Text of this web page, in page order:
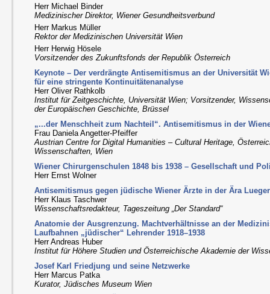
Herr Michael Binder
Medizinischer Direktor, Wiener Gesundheitsverbund
Herr Markus Müller
Rektor der Medizinischen Universität Wien
Herr Herwig Hösele
Vorsitzender des Zukunftsfonds der Republik Österreich
Keynote – Der verdrängte Antisemitismus an der Universität
für eine stringente Kontinuitätenanalyse
Herr Oliver Rathkolb
Institut für Zeitgeschichte, Universität Wien; Vorsitzender,
der Europäischen Geschichte, Brüssel
„...der Menschheit zum Nachteil“. Antisemitismus in der
Frau Daniela Angetter-Pfeiffer
Austrian Centre for Digital Humanities – Cultural Heritage,
Wissenschaften, Wien
Wiener Chirurgenschulen 1848 bis 1938 – Gesellschaft und
Herr Ernst Wolner
Antisemitismus gegen jüdische Wiener Ärzte in der Ära Lueger
Herr Klaus Taschwer
Wissenschaftsredakteur, Tageszeitung „Der Standard“
Anatomie der Ausgrenzung. Machtverhältnisse an der
Laufbahnen „jüdischer“ Lehrender 1918–1938
Herr Andreas Huber
Institut für Höhere Studien und Österreichische Akademie der
Josef Karl Friedjung und seine Netzwerke
Herr Marcus Patka
Kurator, Jüdisches Museum Wien